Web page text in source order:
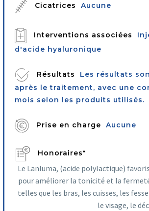
Cicatrices Aucune
Interventions associées
d'acide hyaluronique
Résultats
Les résultats
après le traitement, avec une
mois selon les produits utilisés.
Prise en charge Aucune
Honoraires*
Le Lanluma, (acide polylactique)
pour améliorer la tonicité et la
telles que les bras, les cuisses, les
le visage, le